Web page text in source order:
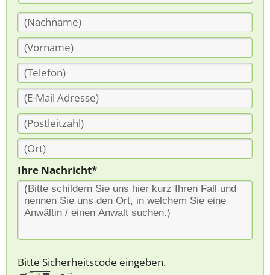
Ihre Nachricht*
Bitte Sicherheitscode eingeben.